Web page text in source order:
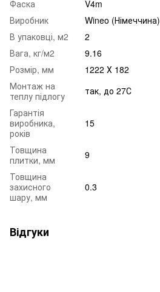
Фаска
V4m
Виробник
Wineo (Німеччина)
В упаковці, м2
2
Вага, кг/м2
9.16
Розмір, мм
1222 Х 182
Монтаж на
теплу підлогу
так, до 27С
Гарантія
виробника,
років
15
Товщина
плитки, мм
9
Товщина
захисного
шару, мм
0.3
Відгуки